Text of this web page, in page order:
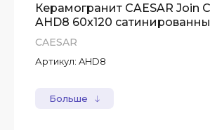
Керамогранит CAESAR Join
AHD8 60x120
CAESAR
Артикул: AHD8
Больше